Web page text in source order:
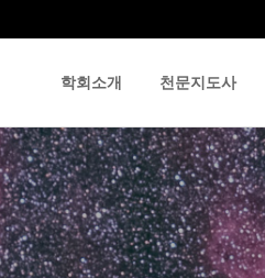
학회소개 천문지도사